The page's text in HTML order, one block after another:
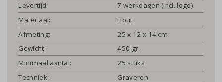
Levertijd:
7 werkdagen (incl. logo)
Materiaal:
Hout
Afmeting:
25 x 12 x 14 cm
Gewicht:
450 gr.
Minimaal aantal:
25 stuks
Techniek:
Graveren